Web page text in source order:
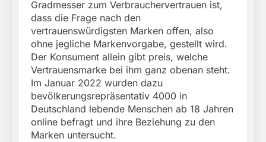
Gradmesser zum Verbrauchervertrauen ist,
dass die Frage nach den
vertrauenswürdigsten Marken offen, also
ohne jegliche Markenvorgabe, gestellt wird.
Der Konsument allein gibt preis, welche
Vertrauensmarke bei ihm ganz obenan steht.
Im Januar 2022 wurden dazu
bevölkerungsrepräsentativ 4000 in
Deutschland lebende Menschen ab 18 Jahren
online befragt und ihre Beziehung zu den
Marken untersucht.